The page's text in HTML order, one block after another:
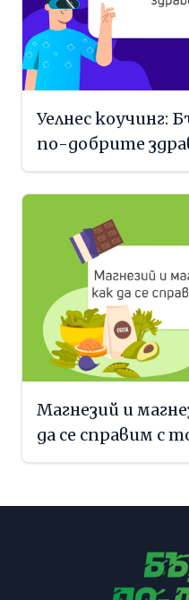
Уелнес коучинг:
по-добрите
Магнезий и
да се справим с